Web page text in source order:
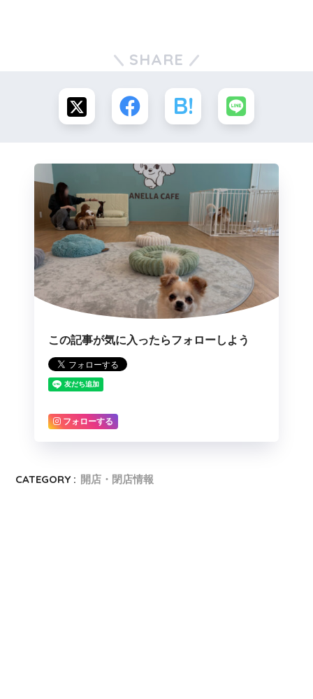
SHARE
この記事が気に入ったらフォローしよう
フォローする
CATEGORY : 開店・閉店情報